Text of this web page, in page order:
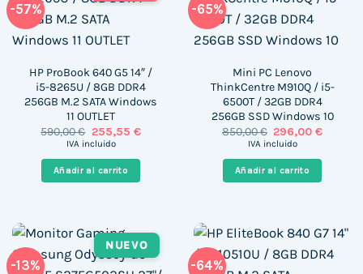
-57%
HP ProBook 640 G5 14″ /
i5-8265U / 8GB DDR4
256GB M.2 SATA Windows
11 OUTLET
590,00€ El
precio
era:
590,00 €.
255,55 €El
es:
IVA incluido
Añadir al carrito
-65%
Mini PC Lenovo
ThinkCentre M910Q / i5-
6500T / 32GB DDR4
256GB SSD Windows 10
850,00€ El
precio
era:
850,00 €.
296,00€El
IVA incluido
Añadir al carrito
-13%
NUEVO
-64%